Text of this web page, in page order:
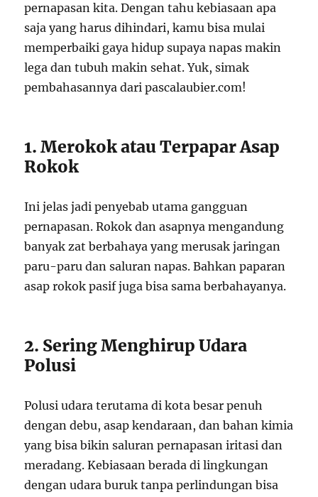
pernapasan kita. Dengan tahu kebiasaan apa
saja yang harus dihindari, kamu bisa mulai
memperbaiki gaya hidup supaya napas makin
lega dan tubuh makin sehat. Yuk, simak
pembahasannya dari pascalaubier.com!
1. Merokok atau Terpapar Asap
Rokok
Ini jelas jadi penyebab utama gangguan
pernapasan. Rokok dan asapnya mengandung
banyak zat berbahaya yang merusak jaringan
paru-paru dan saluran napas. Bahkan paparan
asap rokok pasif juga bisa sama berbahayanya.
2. Sering Menghirup Udara
Polusi
Polusi udara terutama di kota besar penuh
dengan debu, asap kendaraan, dan bahan kimia
yang bisa bikin saluran pernapasan iritasi dan
meradang. Kebiasaan berada di lingkungan
dengan udara buruk tanpa perlindungan bisa